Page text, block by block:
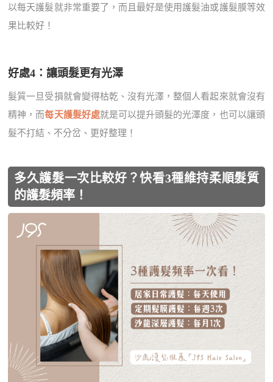
以每天護髮就非常重要了，而且最好是使用護髮油或護髮膜等效
果比較好！
好處4：讓頭髮更有光澤
髮質一旦受損就會變得枯乾、沒有光澤，整個人看起來就會沒有
精神，而每天護髮好處就是可以提升頭髮的光澤度，也可以讓頭
髮不打結、不分岔、更好整理！
多久護髮一次比較好？快看3種維持柔順髮質
的護髮頻率！